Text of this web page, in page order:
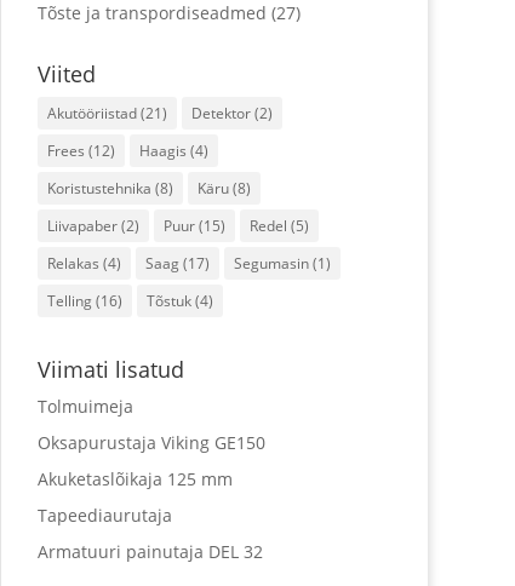
Tõste ja transpordiseadmed (27)
Viited
Akutööriistad(21) Detektor(2)
Frees (12) Haagis (4)
Koristustehnika (8) Käru(8)
Liivapaber(2) Puur(15) Redel (5)
Relakas (4) Saag(17) Segumasin(1)
Telling(16) Tõstuk(4)
Viimati lisatud
Tolmuimeja
Oksapurustaja Viking GE150
Akuketaslõikaja 125 mm
Tapeediaurutaja
Armatuuri painutaja DEL 32